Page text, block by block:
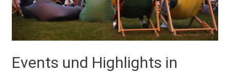
Events und Highlights in
und
Höxter
2024